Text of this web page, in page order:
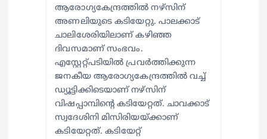
ആരോഗ്യകേന്ദ്രത്തില്‍ നഴ്സിന്
അണലിയുടെ കടിയേറ്റു. പാലക്കാട്
ചാലിശേരിയിലാണ് കഴിഞ്ഞ
ദിവസമാണ് സംഭവം.
എസ്റ്റേറ്റ്പടിയില്‍ പ്രവര്‍ത്തിക്കുന്ന
ജനകീയ ആരോഗ്യകേന്ദ്രത്തില്‍ വച്ച്
ഡ്യൂട്ടിക്കിടെയാണ് നഴ്സിന്
വിഷപ്പാമ്പിന്റെ കടിയേറ്റത്. ചാവക്കാട്
സ്വദേശിനി മിസിരിയയ്ക്കാണ്
കടിയേറ്റത്. കടിയേറ്റ്